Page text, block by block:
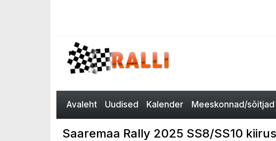
Avaleht Uudised Kalender Meeskonnad/sõitjad
Saaremaa Rally 2025 SS8/SS10